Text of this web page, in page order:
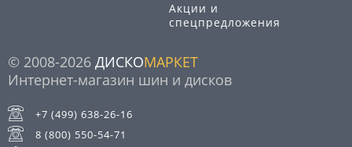
Акции и
спецпредложения
© 2008-2026 ДИСКОМАРКЕТ
Интернет-магазин шин и дисков
+7 (499) 638-26-16
8 (800) 550-54-71